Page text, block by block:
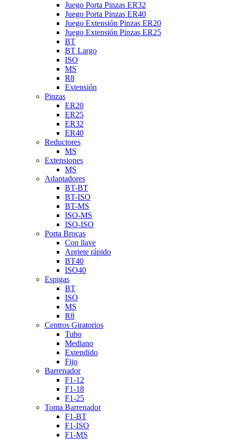
Juego Porta Pinzas ER32
Juego Porta Pinzas ER40
Juego Extensión Pinzas ER20
Juego Extensión Pinzas ER25
BT
BT Largo
ISO
MS
R8
Extensión
Pinzas
ER20
ER25
ER32
ER40
Reductores
MS
Extensiones
MS
Adaptadores
BT-BT
BT-ISO
BT-MS
ISO-MS
ISO-ISO
Porta Brocas
Con llave
Apriete rápido
BT40
ISO40
Espigas
BT
ISO
MS
R8
Centros Giratorios
Tubo
Mediano
Extendido
Fijo
Barrenador
F1-12
F1-18
F1-25
Toma Barrenador
F1-BT
F1-ISO
F1-MS